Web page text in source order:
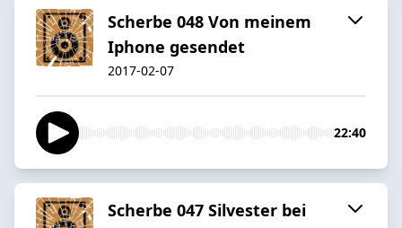
Scherbe 048 Von meinem
Iphone gesendet
2017-02-07
22:40
Scherbe 047 Silvester bei